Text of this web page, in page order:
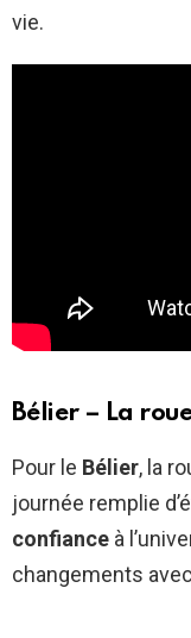
vie.
Bélier – La
Pour le Bélier, la
journée remplie
confiance à
changements